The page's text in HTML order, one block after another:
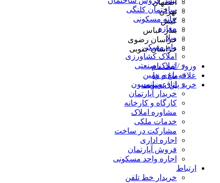
ساختمان کلنگی
خانه مسکونی
مغازه
ویلا
وام مسکن
املاک کشاورزی
املاک صنعتی
باغ و زمین
اتاق و پانسیون
خریدار آپارتمان
کارگاه و کارخانه
مشاوره املاک
خدمات ملکی
مشارکت در ساخت
اجاره اداری
فروش آپارتمان
اجاره واحد مسکونی
ارتباط
خریدار خط تلفن
اصفهان
تهران
کیش
بندر عباس
خراسان رضوی
خراسان جنوبی
ورود / ثبت نام
علاقه‌مندی ها
خرید پلن عضویت